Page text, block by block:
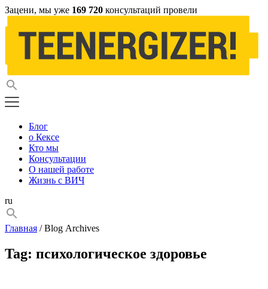
Зацени, мы уже 169 720 консультаций провели
Блог
о Кексе
Кто мы
Консультации
О нашей работе
Жизнь с ВИЧ
ru
Главная / Blog Archives
Tag: психологическое здоровье